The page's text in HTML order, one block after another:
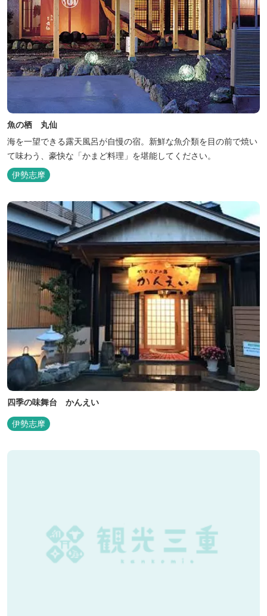
魚の栖 丸仙
海を一望できる露天風呂が自慢の宿。新鮮な魚介類を目の前で焼い
て味わう、豪快な「かまど料理」を堪能してください。
伊勢志摩
四季の味舞台 かんえい
伊勢志摩